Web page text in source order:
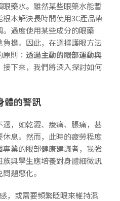
藥水。雖然某些眼藥水能暫
本解決長時間使用3C產品帶
過度使用某些成分的眼藥
擔。因此，在選擇護眼方法
原則：透過主動的眼部運動與
接下來，我們將深入探討如何
體的警訊
，如乾澀、痠痛、脹痛，甚
息。然而，此時的疲勞程度
業的眼部健康建議者，我強
族與學生應培養對身體細微訊
題惡化。
，或需要頻繁眨眼來維持濕